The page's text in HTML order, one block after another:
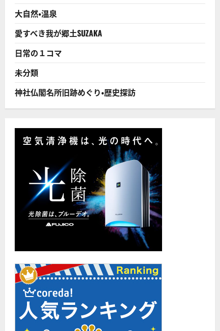
読
む
大自然・温泉
愛すべき我が郷土SUZAKA
日常の１コマ
未分類
神社仏閣名所旧跡めぐり・歴史探訪